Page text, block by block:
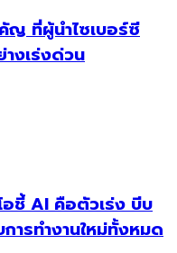
ญ ที่ผู้นำไซเบอร์ซี
งเร่งด่วน
ชี้ AI คือตัวเร่ง บีบ
ารทำงานใหม่ทั้งหมด